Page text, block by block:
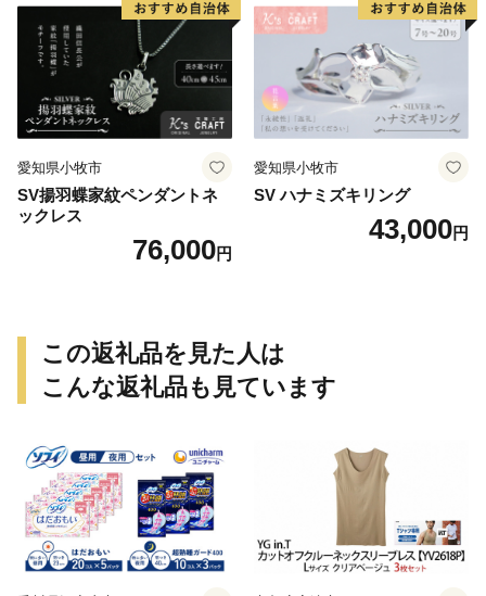
愛知県小牧市
SV揚羽蝶家紋ペンダントネ
ックレス
76,000円
愛知県小牧市
SV ハナミズキリング
43,000円
この返礼品を見た人は
こんな返礼品も見ています